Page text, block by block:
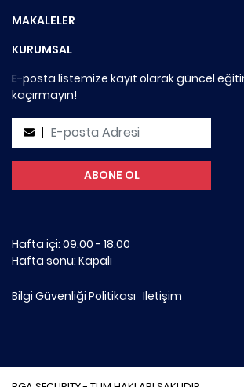
MAKALELER
KURUMSAL
E-posta listemize kayıt olarak güncel
kaçırmayın!
Hafta içi: 09.00 - 18.00
Hafta sonu: Kapalı
Bilgi Güvenliği Politikası İletişim